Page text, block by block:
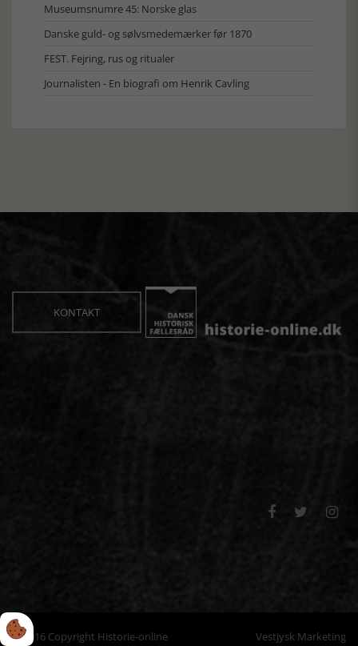
Museumsnumre 45: Norske glas
Danske guld- og sølvsmedemærker før 1870
FEST. Fejring, rus og ritualer
Journalisten - En biografi om Henrik Cavling
KONTAKT
  
© 2016 Copyright Historie-online Vestjysk Marketing